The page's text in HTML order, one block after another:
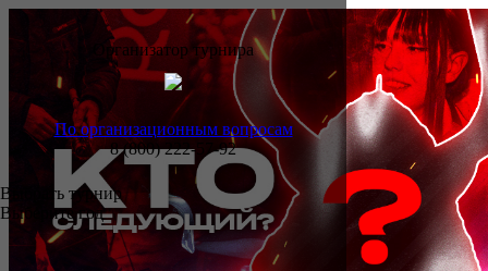
Организатор турнира
По организационным вопросам
8 (800) 222-57-92
Выбрать турнир
Выберите год